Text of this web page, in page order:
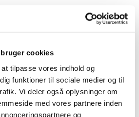
cookies
tilpasse vores indhold og
funktioner til sociale medier og til
Vi deler også oplysninger om
med vores partnere inden
og
også kunne
lide...